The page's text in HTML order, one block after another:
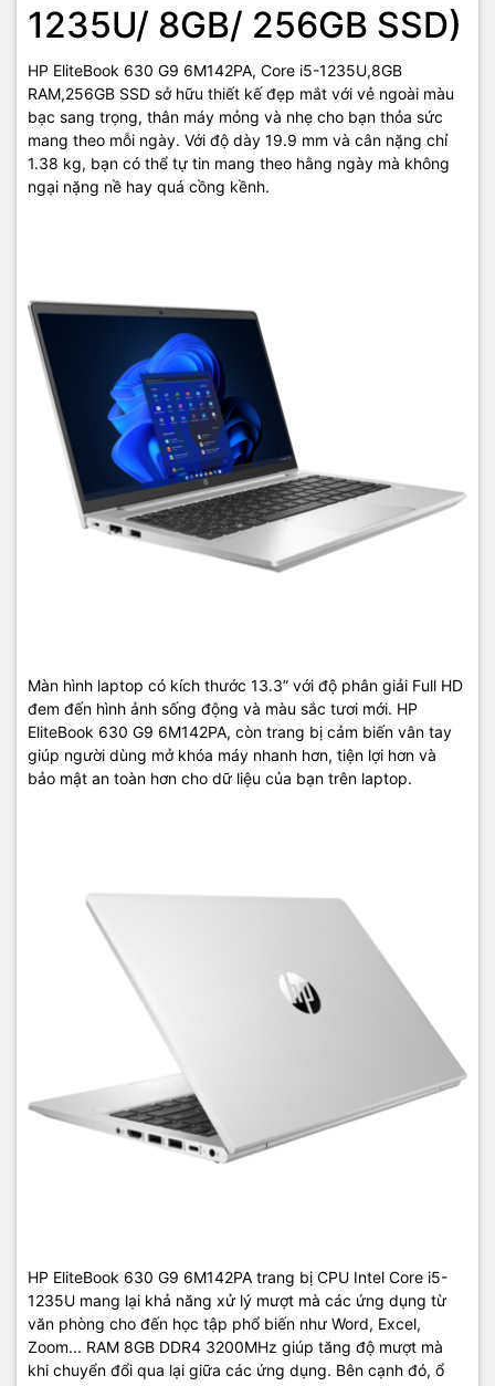
1235U/ 8GB/ 256GB SSD)
HP EliteBook 630 G9 6M142PA, Core i5-1235U,8GB
RAM,256GB SSD sở hữu thiết kế đẹp mắt với vẻ ngoài màu
bạc sang trọng, thân máy mỏng và nhẹ cho bạn thỏa sức
mang theo mỗi ngày. Với độ dày 19.9 mm và cân nặng chỉ
1.38 kg, bạn có thể tự tin mang theo hằng ngày mà không
ngại nặng nề hay quá cồng kềnh.
Màn hình laptop có kích thước 13.3” với độ phân giải Full HD
đem đến hình ảnh sống động và màu sắc tươi mới. HP
EliteBook 630 G9 6M142PA, còn trang bị cảm biến vân tay
giúp người dùng mở khóa máy nhanh hơn, tiện lợi hơn và
bảo mật an toàn hơn cho dữ liệu của bạn trên laptop.
HP EliteBook 630 G9 6M142PA trang bị CPU Intel Core i5-
1235U mang lại khả năng xử lý mượt mà các ứng dụng từ
văn phòng cho đến học tập phổ biến như Word, Excel,
Zoom... RAM 8GB DDR4 3200MHz giúp tăng độ mượt mà
khi chuyển đổi qua lại giữa các ứng dụng. Bên cạnh đó, ổ